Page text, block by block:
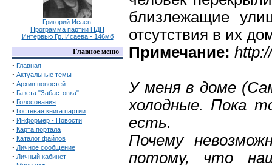
Григорий Исаев.
Программа партии ПДП
Интервью Гр. Исаева - 146мб
Главное меню
· Главная
· Актуальные темы
· Архив новостей
· Газета "Забастовка"
· Голосования
· Гостевая книга партии
· Информер - Новости
· Карта портала
· Каталог файлов
· Личное сообщение
· Личный кабинет
близлежащие
отсутствия в их
Примечание:
У меня в доме
холодные. Пока
есть.
Почему
потому, что